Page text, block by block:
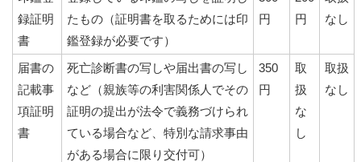
録証明
書
たもの（証明書を取るためには印
鑑登録が必要です）
円
円
なし
届書の
記載事
項証明
書
死亡診断書の写しや届出書の写し
など（親族等の利害関係人でその
証明の提出が法令で義務づけられ
ている場合など、特別な請求事由
がある場合に限り交付可）
350
円
取
扱
な
し
取扱
なし